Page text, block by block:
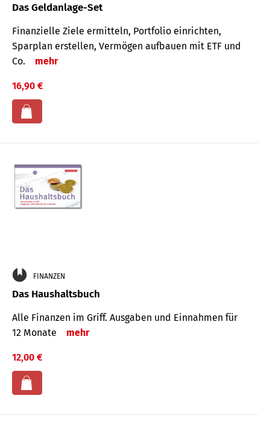
Das Geldanlage-Set
Finanzielle Ziele ermitteln, Portfolio einrichten,
Sparplan erstellen, Vermögen aufbauen mit ETF und
Co.
mehr
16,90 €
FINANZEN
Das Haushaltsbuch
Alle Finanzen im Griff. Aus­gaben und Ein­nahmen für
12 Monate
mehr
12,00 €